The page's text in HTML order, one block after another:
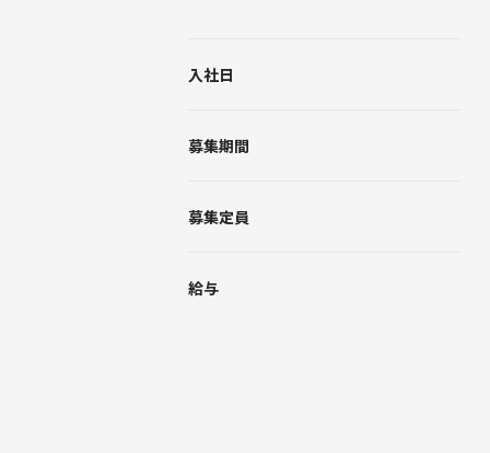
入社日
募集期間
募集定員
給与